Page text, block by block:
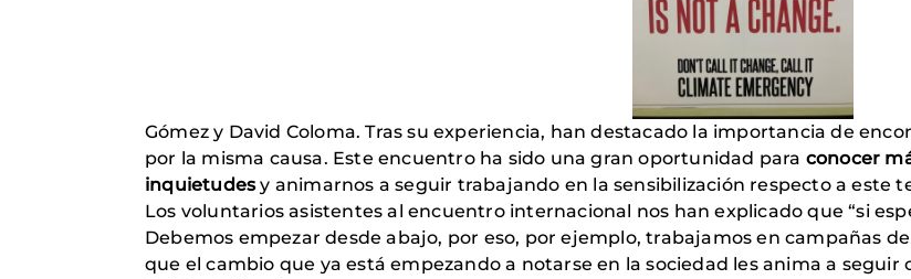
Gómez y David Coloma. Tras su experiencia, han destacado la importancia de
por la misma causa. Este encuentro ha sido una gran oportunidad para conocer
inquietudesy animarnos a seguir trabajando en la sensibilización respecto a este
Los voluntarios asistentes al encuentro internacional nos han explicado que “si
Debemos empezar desde abajo, por eso, por ejemplo, trabajamos en campañas
que el cambio que ya está empezando a notarse en la sociedad les anima a